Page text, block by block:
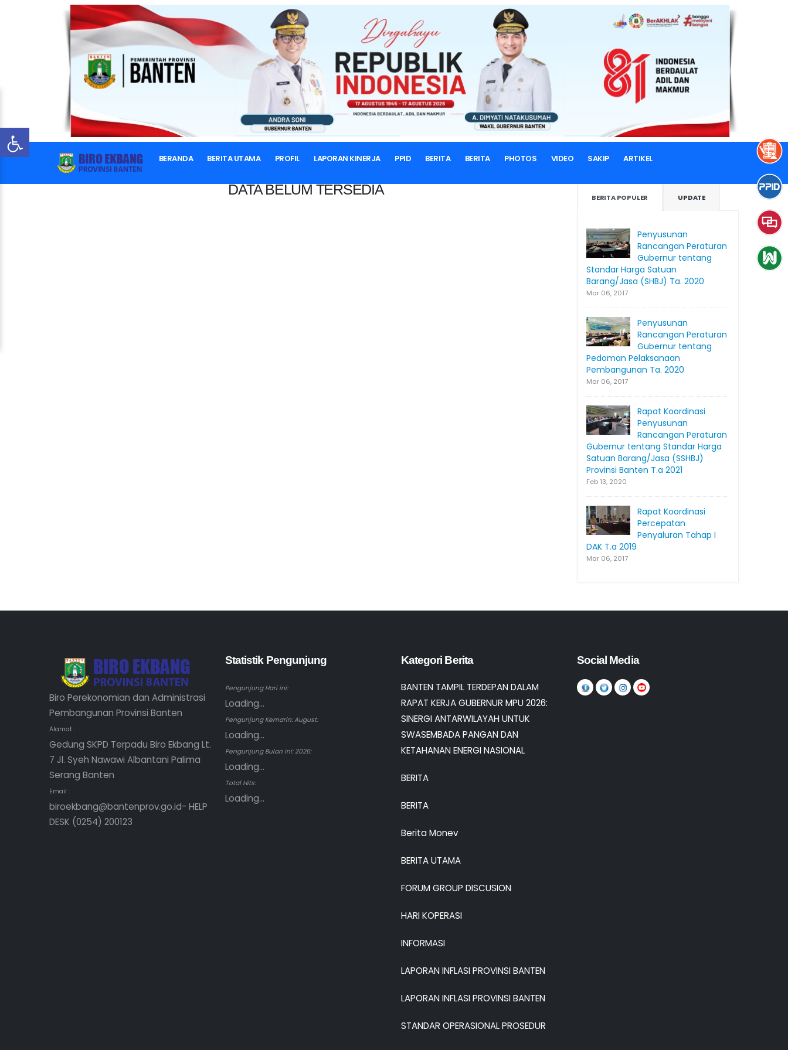
BERANDA BERITA UTAMA PROFIL LAPORAN KINERJA PPID BERITA BERITA PHOTOS VIDEO SAKIP ARTIKEL
BERANDA
DATA BELUM TERSEDIA
BERITA POPULER UPDATE
Penyusunan
Rancangan Peraturan
Gubernur tentang
Standar Harga Satuan
Barang/Jasa (SHBJ) Ta. 2020
Mar 06, 2017
Penyusunan
Rancangan Peraturan
Gubernur tentang
Pedoman Pelaksanaan
Pembangunan Ta. 2020
Mar 06, 2017
Rapat Koordinasi
Penyusunan
Rancangan Peraturan
Gubernur tentang Standar Harga
Satuan Barang/Jasa (SSHBJ)
Provinsi Banten T.a 2021
Feb 13, 2020
Rapat Koordinasi
Percepatan
Penyaluran Tahap I
DAK T.a 2019
Mar 06, 2017
Biro Perekonomian dan Administrasi
Pembangunan Provinsi Banten
Alamat :
Gedung SKPD Terpadu Biro Ekbang Lt.
7 Jl. Syeh Nawawi Albantani Palima
Serang Banten
Email :
biroekbang@bantenprov.go.id- HELP
DESK (0254) 200123
Statistik Pengunjung
Pengunjung Hari ini:
Loading...
Pengunjung Kemarin: August:
Loading...
Pengunjung Bulan ini: 2026:
Loading...
Total Hits:
Loading...
Kategori Berita
BANTEN TAMPIL TERDEPAN DALAM
RAPAT KERJA GUBERNUR MPU 2026:
SINERGI ANTARWILAYAH UNTUK
SWASEMBADA PANGAN DAN
KETAHANAN ENERGI NASIONAL
BERITA
BERITA
Berita Monev
BERITA UTAMA
FORUM GROUP DISCUSION
HARI KOPERASI
INFORMASI
LAPORAN INFLASI PROVINSI BANTEN
LAPORAN INFLASI PROVINSI BANTEN
STANDAR OPERASIONAL PROSEDUR
Social Media